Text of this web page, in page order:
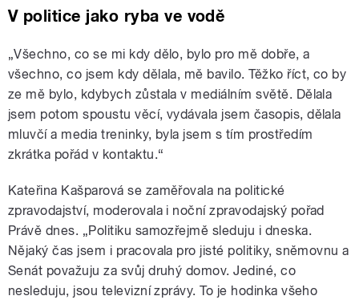
V politice jako ryba ve vodě
„Všechno, co se mi kdy dělo, bylo pro mě dobře, a
všechno, co jsem kdy dělala, mě bavilo. Těžko říct, co by
ze mě bylo, kdybych zůstala v mediálním světě. Dělala
jsem potom spoustu věcí, vydávala jsem časopis, dělala
mluvčí a media treninky, byla jsem s tím prostředím
zkrátka pořád v kontaktu.“
Kateřina Kašparová se zaměřovala na politické
zpravodajství, moderovala i noční zpravodajský pořad
Právě dnes. „Politiku samozřejmě sleduju i dneska.
Nějaký čas jsem i pracovala pro jisté politiky, sněmovnu a
Senát považuju za svůj druhý domov. Jediné, co
nesleduju, jsou televizní zprávy. To je hodinka všeho